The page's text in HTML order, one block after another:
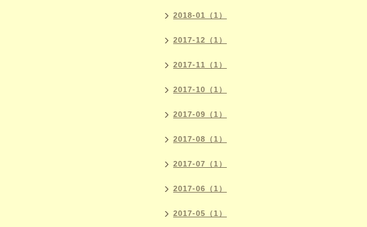
2018-01（1）
2017-12（1）
2017-11（1）
2017-10（1）
2017-09（1）
2017-08（1）
2017-07（1）
2017-06（1）
2017-05（1）